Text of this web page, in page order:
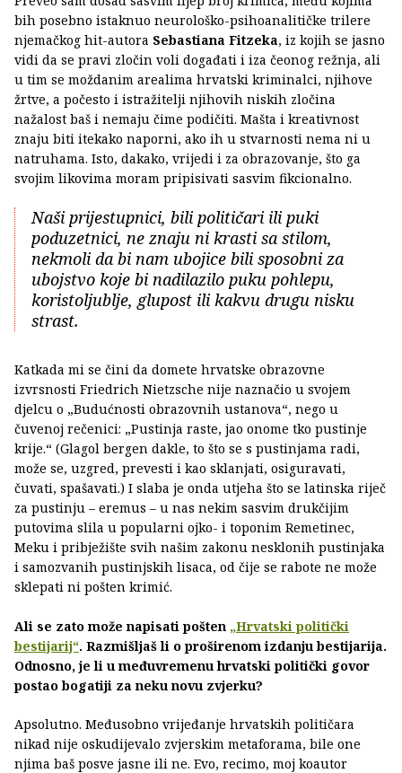
bih posebno istaknuo neurološko-psihoanalitičke trilere
njemačkog hit-autora Sebastiana Fitzeka, iz kojih se jasno
vidi da se pravi zločin voli događati i iza čeonog režnja, ali
u tim se moždanim arealima hrvatski kriminalci, njihove
žrtve, a počesto i istražitelji njihovih niskih zločina
nažalost baš i nemaju čime podičiti. Mašta i kreativnost
znaju biti itekako naporni, ako ih u stvarnosti nema ni u
natruhama. Isto, dakako, vrijedi i za obrazovanje, što ga
svojim likovima moram pripisivati sasvim fikcionalno.
Naši prijestupnici, bili političari ili puki
poduzetnici, ne znaju ni krasti sa stilom,
nekmoli da bi nam ubojice bili sposobni za
ubojstvo koje bi nadilazilo puku pohlepu,
koristoljublje, glupost ili kakvu drugu nisku
strast.
Katkada mi se čini da domete hrvatske obrazovne
izvrsnosti Friedrich Nietzsche nije naznačio u svojem
djelcu o „Budućnosti obrazovnih ustanova“, nego u
čuvenoj rečenici: „Pustinja raste, jao onome tko pustinje
krije.“ (Glagol bergen dakle, to što se s pustinjama radi,
može se, uzgred, prevesti i kao sklanjati, osiguravati,
čuvati, spašavati.) I slaba je onda utjeha što se latinska riječ
za pustinju – eremus – u nas nekim sasvim drukčijim
putovima slila u popularni ojko- i toponim Remetinec,
Meku i pribježište svih našim zakonu nesklonih pustinjaka
i samozvanih pustinjskih lisaca, od čije se rabote ne može
sklepati ni pošten krimić.
Ali se zato može napisati pošten „Hrvatski politički
bestijarij“. Razmišljaš li o proširenom izdanju bestijarija.
Odnosno, je li u međuvremenu hrvatski politički govor
postao bogatiji za neku novu zvjerku?
Apsolutno. Međusobno vrijeđanje hrvatskih političara
nikad nije oskudijevalo zvjerskim metaforama, bile one
njima baš posve jasne ili ne. Evo, recimo, moj koautor